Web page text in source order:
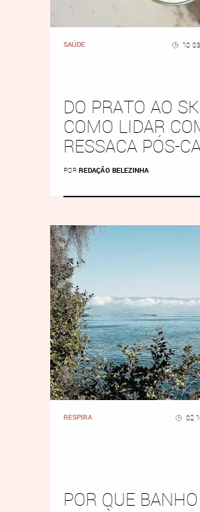
SAÚDE 10
DO PRATO AO
COMO LIDAR
RESSACA PÓS-
POR REDAÇÃO BELEZINHA
RESPIRA 02
POR QUE